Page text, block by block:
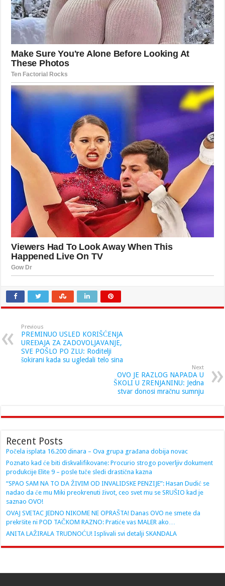
Previous
PREMINUO USLED KORIŠĆENJA
UREĐAJA ZA ZADOVOLJAVANJE,
SVE POŠLO PO ZLU: Roditelji
šokirani kada su ugledali telo sina
Next
OVO JE RAZLOG NAPADA U
ŠKOLI U ZRENJANINU: Jedna
stvar donosi mračnu sumnju
Recent Posts
Počela isplata 16.200 dinara – Ova grupa građana dobija novac
Poznato kad će biti diskvalifikovane: Procurio strogo poverljiv dokument
produkcije Elite 9 – posle tuče sledi drastična kazna
“SPAO SAM NA TO DA ŽIVIM OD INVALIDSKE PENZIJE”: Hasan Dudić se
nadao da će mu Miki preokrenuti život, ceo svet mu se SRUŠIO kad je
saznao OVO!
OVAJ SVETAC JEDNO NIKOME NE OPRAŠTA! Danas OVO ne smete da
prekršite ni POD TAČKOM RAZNO: Pratiće vas MALER ako…
ANITA LAŽIRALA TRUDNOĆU! Isplivali svi detalji SKANDALA